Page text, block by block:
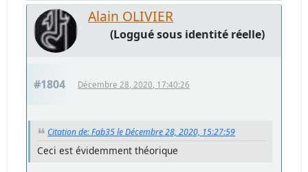
Alain OLIVIER
(Loggué sous identité réelle)
#1804 Décembre 28, 2020, 17:40:26
Citation de: Fab35 le Décembre 28, 2020, 15:27:59
Ceci est évidemment théorique